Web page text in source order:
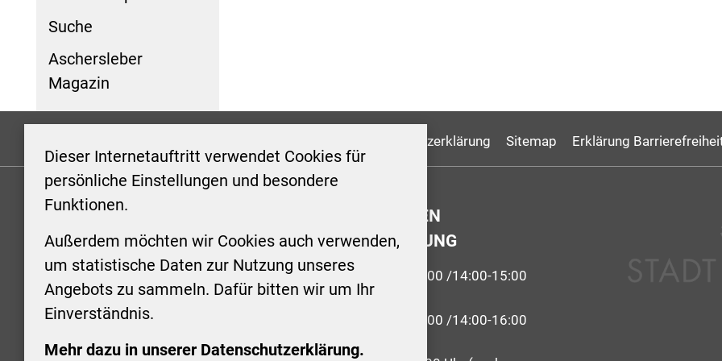
Dieser Internetauftritt verwendet Cookies für
persönliche Einstellungen und besondere
Funktionen.
Außerdem möchten wir Cookies auch verwenden,
um statistische Daten zur Nutzung unseres
Angebots zu sammeln. Dafür bitten wir um Ihr
Einverständnis.
Mehr dazu in unserer Datenschutzerklärung.
Suche
Aschersleber
Magazin
Datenschutzerklärung Sitemap Erklärung
KONTAKT
Stadt Aschersleben
Markt 1
06449 Aschersleben
+49 3473 958-0
ÖFFNUNGSZEITEN
STADTVERWALTUNG
Montag: 09:00-12:00 /14:00-15:00
Uhr
Dienstag: 09:00-12:00 /14:00-16:00
Uhr